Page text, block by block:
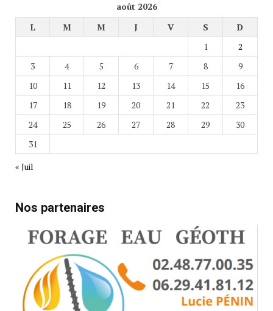
août 2026
L
M M J V S
D
1
2
3
4 5 6 7 8
9
10
11 12 13 14 15
16
17
18 19 20 21 22
23
24
25 26 27 28 29
30
31
« Juil
Nos partenaires